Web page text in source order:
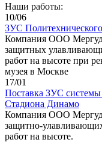
Наши работы:
10/06
ЗУС
Компания ООО Мергуд
защитных
работ на высоте при
музея в Москве
17/01
Поставка ЗУС системы
Стадиона Динамо
Компания ООО Мергуд
защитно-
работ на высоте.